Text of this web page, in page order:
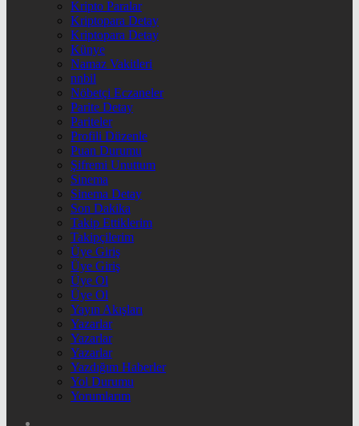
Kripto Paralar
Kriptopara Detay
Kriptopara Detay
Künye
Namaz Vakitleri
nnbil
Nöbetçi Eczaneler
Parite Detay
Pariteler
Profili Düzenle
Puan Durumu
Şifremi Unuttum
Sinema
Sinema Detay
Son Dakika
Takip Ettiklerim
Takipçilerim
Üye Giriş
Üye Giriş
Üye Ol
Üye Ol
Yayın Akışları
Yazarlar
Yazarlar
Yazarlar
Yazdığım Haberler
Yol Durumu
Yorumlarım